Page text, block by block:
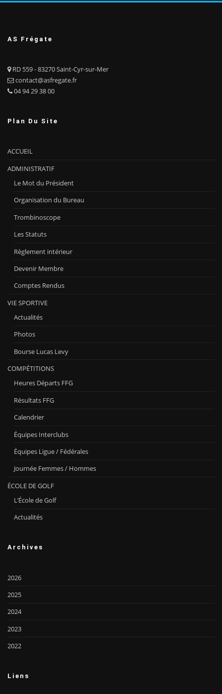
AS Frégate
RD 559 - 83270 Saint-Cyr-sur-Mer
contact@asfregate.fr
04 94 29 38 00
Plan Du Site
ACCUEIL
ADMINISTRATIF
Le Mot du Président
Organisation du Bureau
Trombinoscope
Les Statuts
Règlement intérieur
Devenir Membre
Comptes Rendus
VIE SPORTIVE
Actualités
Photos
Bourse Lucas Levy
COMPÉTITIONS
Heures Départs FFG
Résultats FFG
Calendrier
Équipes Interclubs
Équipes Ligue / Fédérales
Journée Femmes / Hommes
ÉCOLE DE GOLF
L’École de Golf
Actualités
Archives
2026
2025
2024
2023
2022
Liens